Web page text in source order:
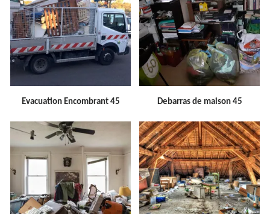
Evacuation Encombrant 45 Debarras de maison 45